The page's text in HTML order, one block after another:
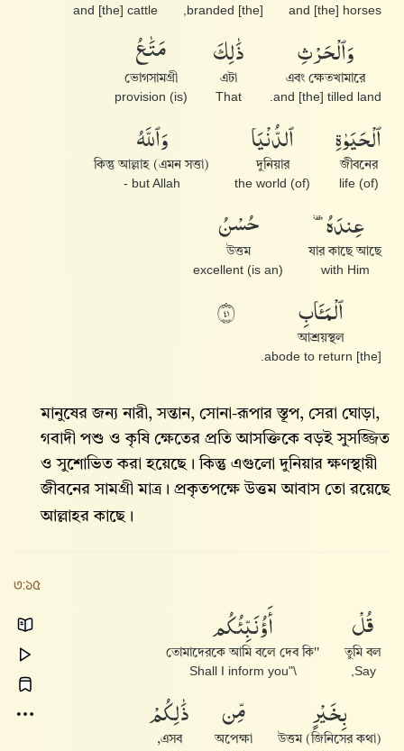
and [the] horses
[the] branded,
and [the] cattle
وَٱلْحَرْثِ
এবং ক্ষেতখামারে
and [the] tilled land.
ذَٰلِكَ
এটা
That
مَتَٰعُ
ভোগসামগ্রী
(is) provision
ٱلْحَيَوٰةِ
জীবনের
(of) life
ٱلدُّنْيَا
দুনিয়ার
(of) the world
وَٱللَّهُ
কিন্তু আল্লাহ (এমন সত্তা)
but Allah -
عِندَهُۥ
যার কাছে আছে
with Him
حُسْنُ
উত্তম
(is an) excellent
ٱلْمَـَٔابِ
আশ্রয়স্থল
[the] abode to return.
١٤
মানুষের জন্য নারী, সন্তান, সোনা-রূপার স্তূপ, সেরা ঘোড়া,
গবাদী পশু ও কৃষি ক্ষেতের প্রতি আসক্তিকে বড়ই সুসজ্জিত
ও সুশোভিত করা হয়েছে। কিন্তু এগুলো দুনিয়ার ক্ষণস্থায়ী
জীবনের সামগ্রী মাত্র। প্রকৃতপক্ষে উত্তম আবাস তো রয়েছে
আল্লাহ‌র কাছে।
৩:১৫
قُلْ
তুমি বল
Say,
أَؤُنَبِّئُكُم
''তোমাদেরকে আমি বলে দেব কি
\"Shall I inform you
بِخَيْرٍ
উত্তম (জিনিসের কথা)
مِّن
অপেক্ষা
ذَٰلِكُمْ
এসব,